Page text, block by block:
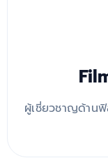
ผู้เชี่ยวชาญด้าน